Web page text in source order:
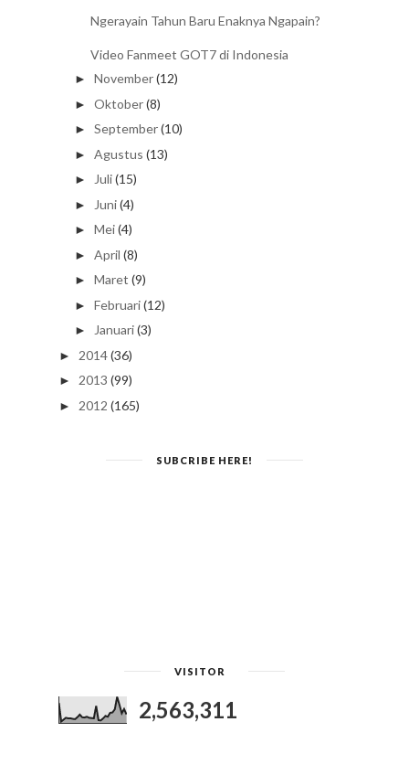
Ngerayain Tahun Baru Enaknya Ngapain?
Video Fanmeet GOT7 di Indonesia
► November(12)
► Oktober(8)
► September(10)
► Agustus (13)
► Juli(15)
► Juni(4)
► Mei(4)
► April (8)
► Maret (9)
► Februari(12)
► Januari(3)
► 2014(36)
► 2013 (99)
► 2012 (165)
SUBCRIBE HERE!
VISITOR
2,563,311